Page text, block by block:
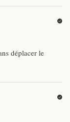
déplacer le